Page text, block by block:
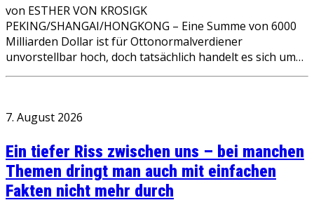
von ESTHER VON KROSIGK
PEKING/SHANGAI/HONGKONG – Eine Summe von 6000
Milliarden Dollar ist für Ottonormalverdiener
unvorstellbar hoch, doch tatsächlich handelt es sich um…
7. August 2026
Ein tiefer Riss zwischen uns – bei manchen
Themen dringt man auch mit einfachen
Fakten nicht mehr durch